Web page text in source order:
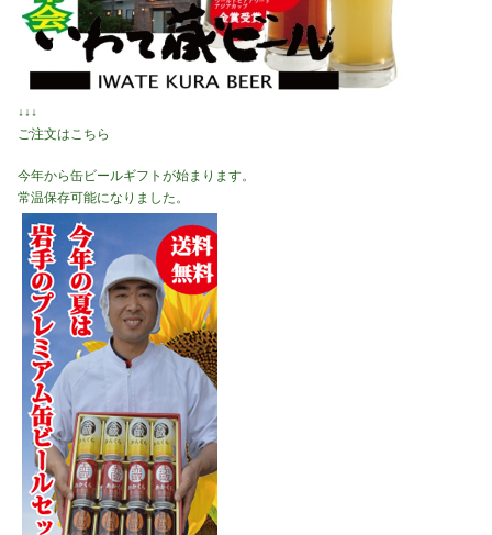
↓↓↓
ご注文はこちら
今年から缶ビールギフトが始まります。
常温保存可能になりました。